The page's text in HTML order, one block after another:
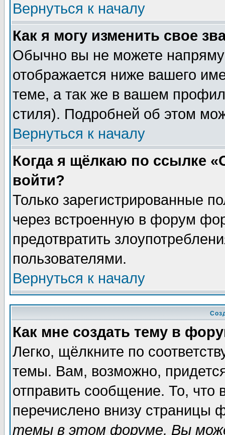
Вернуться к началу
Как я могу изменить свое
Обычно вы не можете
отображается ниже вашего
теме, а так же в вашем
стиля). Подробней об этом
Вернуться к началу
Когда я щёлкаю по ссылке
войти?
Только зарегистрированные
через встроенную в форум
предотвратить
пользователями.
Вернуться к началу
Как мне создать тему в
Легко, щёлкните по
темы. Вам, возможно,
отправить сообщение. То,
перечислено внизу страницы
темы в этом форуме, Вы